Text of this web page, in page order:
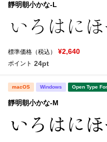
靜明朝小かな-L
標準価格（税込） ¥2,640
ポイント 24pt
macOS Windows Open Type
靜明朝小かな-M